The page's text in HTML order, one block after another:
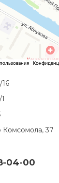
Комсомола, 37
04-00